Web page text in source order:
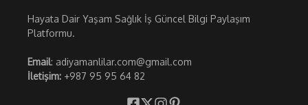
Hayata Dair Yaşam Sağlık İş Güncel Bilgi Paylaşım
Platformu.
Email: adiyamanlilar.com@gmail.com
İletişim: +987 95 95 64 82